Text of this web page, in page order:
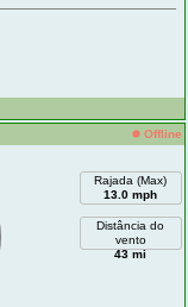
Offline
Rajada (Max)
13.0 mph
Distância do
vento
43 mi